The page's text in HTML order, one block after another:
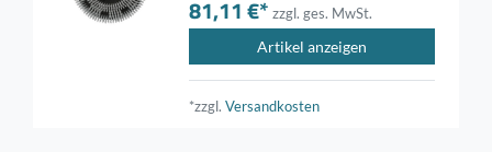
81,11 €* zzgl. ges. MwSt.
Artikel anzeigen
*zzgl.Versandkosten